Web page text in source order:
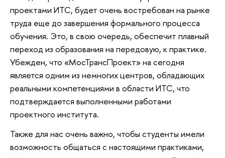
проектами ИТС, будет очень востребован на рынке
труда еще до завершения формального процесса
обучения. Это, в свою очередь, обеспечит плавный
переход из образования на передовую, к практике.
Убежден, что «МосТрансПроект» на сегодня
является одним из немногих центров, обладающих
реальными компетенциями в области ИТС, что
подтверждается выполненными работами
проектного института.
Также для нас очень важно, чтобы студенты имели
возможность общаться с настоящими практиками,